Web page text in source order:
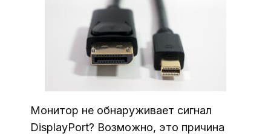
Монитор не обнаруживает сигнал
DisplayPort? Возможно, это причина